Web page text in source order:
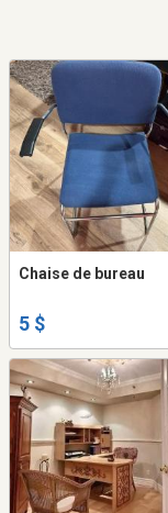
Chaise de bureau
5 $